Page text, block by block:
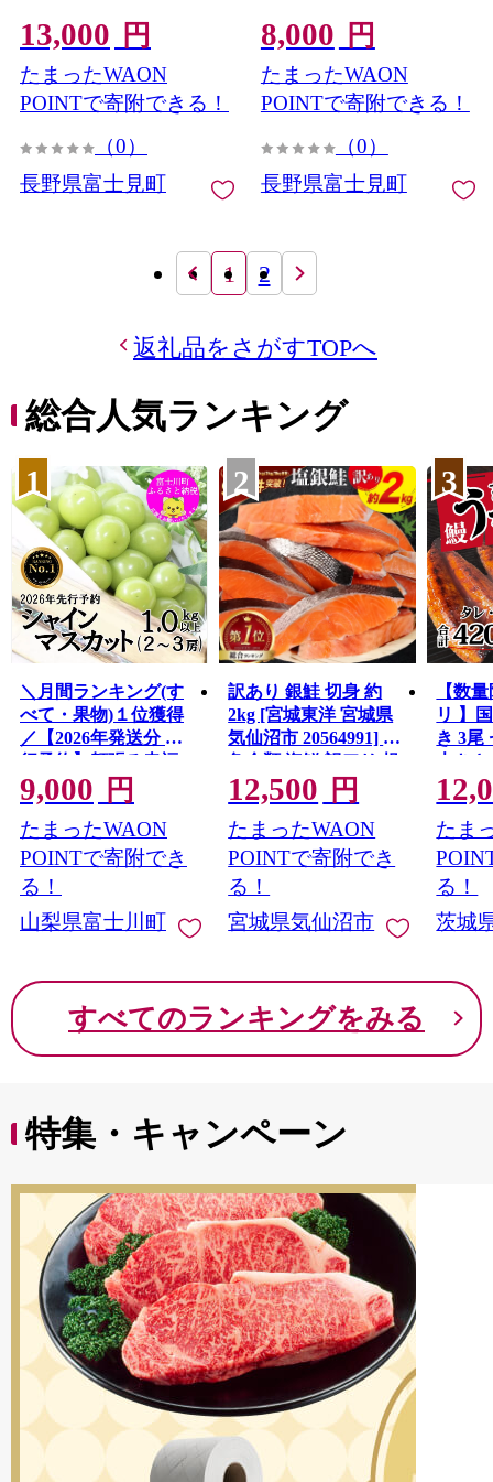
13,000 円
たまったWAON
POINTで寄附できる！
（0）
長野県富士見町
8,000 円
たまったWAON
POINTで寄附できる！
（0）
長野県富士見町
1 2
返礼品をさがすTOPへ
総合人気ランキング
1
＼月間ランキング(す
べて・果物)１位獲得
／【2026年発送分 先
行予約】頬張る幸福
感 〜緑の宝石・ シ
ャインマスカット 〜
１ｋｇ以上（２〜３
房） フルーツ 山梨県
産 果物 くだもの シャ
イン マスカット ぶど
う ブドウ 葡萄 大粒 種
9000円 九千円
9,000 円
たまったWAON
POINTで寄附でき
る！
山梨県富士川町
2
訳あり 銀鮭 切身 約
2kg [宮城東洋 宮城県
気仙沼市 20564991] 鮭
魚介類 海鮮 訳アリ 規
格外 不揃い さけ サケ
鮭切身 シャケ 切り身
冷凍 家庭用 おかず 弁
当 支援 サーモン 銀鮭
切り身 魚 わけあり
12,500 円
たまったWAON
POINTで寄附でき
る！
宮城県気仙沼市
3
【数
リ 】
き 3尾
大き
レ・
鰻 ふ
な重
茨城
と納
たま
る！
茨城
すべてのランキングをみる
特集・キャンペーン